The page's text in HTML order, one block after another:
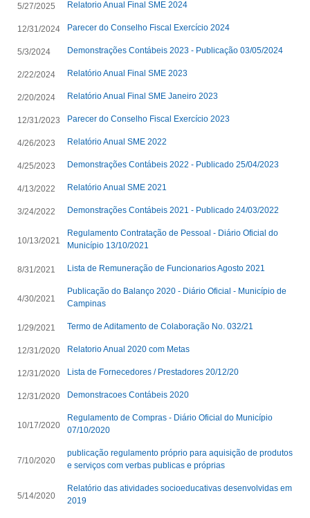
5/27/2025 Relatorio Anual Final SME 2024
12/31/2024 Parecer do Conselho Fiscal Exercício 2024
5/3/2024 Demonstrações Contábeis 2023 - Publicação 03/05/2024
2/22/2024 Relatório Anual Final SME 2023
2/20/2024 Relatório Anual Final SME Janeiro 2023
12/31/2023 Parecer do Conselho Fiscal Exercício 2023
4/26/2023 Relatório Anual SME 2022
4/25/2023 Demonstrações Contábeis 2022 - Publicado 25/04/2023
4/13/2022 Relatório Anual SME 2021
3/24/2022 Demonstrações Contábeis 2021 - Publicado 24/03/2022
10/13/2021
Regulamento Contratação de Pessoal - Diário Oficial do
Município 13/10/2021
8/31/2021 Lista de Remuneração de Funcionarios Agosto 2021
4/30/2021
Publicação do Balanço 2020 - Diário Oficial - Município de
Campinas
1/29/2021 Termo de Aditamento de Colaboração No. 032/21
12/31/2020 Relatorio Anual 2020 com Metas
12/31/2020 Lista de Fornecedores / Prestadores 20/12/20
12/31/2020 Demonstracoes Contábeis 2020
10/17/2020
Regulamento de Compras - Diário Oficial do Município
07/10/2020
7/10/2020
publicação regulamento próprio para aquisição de produtos
e serviços com verbas publicas e próprias
5/14/2020
Relatório das atividades socioeducativas desenvolvidas em
2019